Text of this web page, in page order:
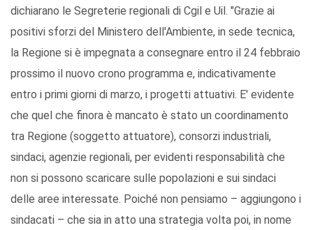
dichiarano le Segreterie regionali di Cgil e Uil. "Grazie ai
positivi sforzi del Ministero dell'Ambiente, in sede tecnica,
la Regione si è impegnata a consegnare entro il 24 febbraio
prossimo il nuovo crono programma e, indicativamente
entro i primi giorni di marzo, i progetti attuativi. E' evidente
che quel che finora è mancato è stato un coordinamento
tra Regione (soggetto attuatore), consorzi industriali,
sindaci, agenzie regionali, per evidenti responsabilità che
non si possono scaricare sulle popolazioni e sui sindaci
delle aree interessate. Poiché non pensiamo – aggiungono i
sindacati – che sia in atto una strategia volta poi, in nome